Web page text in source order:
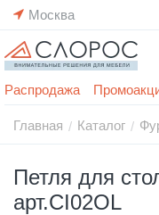
Москва
Распродажа
Главная / Каталог /
Петля для
арт.CI02OL